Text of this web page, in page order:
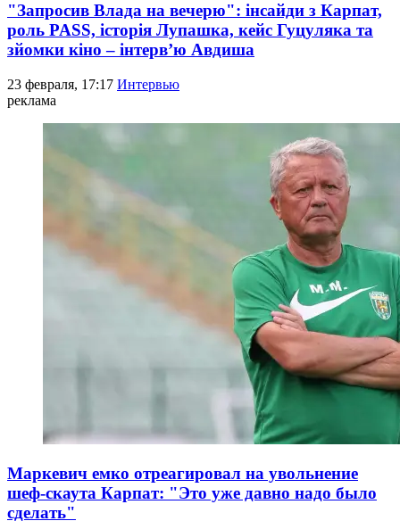
"Запросив Влада на вечерю": інсайди з Карпат,
роль PASS, історія Лупашка, кейс Гуцуляка та
зйомки кіно – інтерв’ю Авдиша
23 февраля, 17:17 Интервью
реклама
Маркевич емко отреагировал на увольнение
шеф-скаута Карпат: "Это уже давно надо было
сделать"